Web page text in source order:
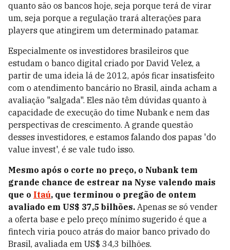
quanto são os bancos hoje, seja porque terá de virar
um, seja porque a regulação trará alterações para
players que atingirem um determinado patamar.
Especialmente os investidores brasileiros que
estudam o banco digital criado por David Velez, a
partir de uma ideia lá de 2012, após ficar insatisfeito
com o atendimento bancário no Brasil, ainda acham a
avaliação "salgada". Eles não têm dúvidas quanto à
capacidade de execução do time Nubank e nem das
perspectivas de crescimento. A grande questão
desses investidores, e estamos falando dos papas 'do
value invest', é se vale tudo isso.
Mesmo após o corte no preço, o Nubank tem
grande chance de estrear na Nyse valendo mais
que o Itaú, que terminou o pregão de ontem
avaliado em US$ 37,5 bilhões. Apenas se só vender
a oferta base e pelo preço mínimo sugerido é que a
fintech viria pouco atrás do maior banco privado do
Brasil, avaliada em US$ 34,3 bilhões.